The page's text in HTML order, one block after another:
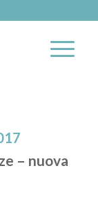
– nuova